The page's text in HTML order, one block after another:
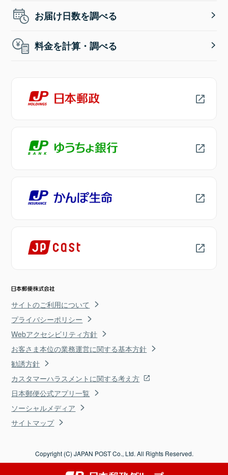
お届け日数を調べる
料金を計算・調べる
サイトのご利用について
プライバシーポリシー
Webアクセシビリティ方針
お客さま本位の業務運営に関する基本方針
勧誘方針
カスタマーハラスメントに関する考え方
日本郵便公式アプリ一覧
ソーシャルメディア
サイトマップ
Copyright (C) JAPAN POST Co., Ltd. All Rights Reserved.